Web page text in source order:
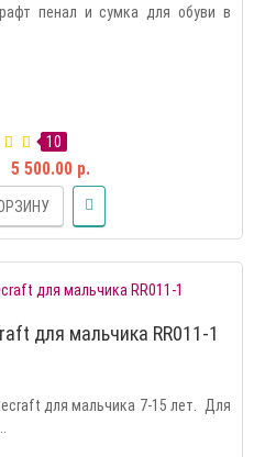
пенал и сумка для обуви в
10
5 500.00 р.
для мальчика RR011-1
для мальчика 7-15 лет. Для